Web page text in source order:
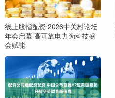
线上股指配资 2026中关村论坛
年会启幕 高可靠电力为科技盛
会赋能